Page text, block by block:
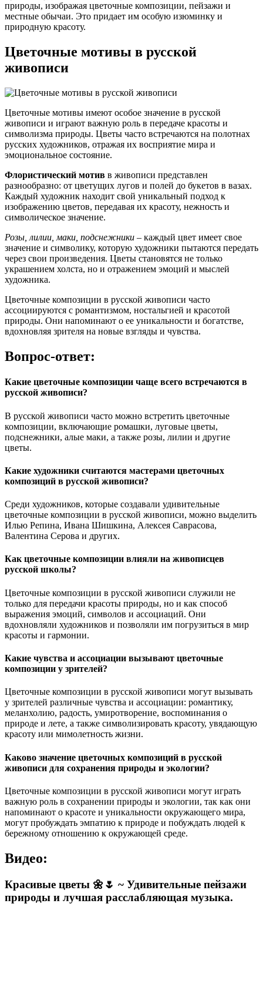
природы, изображая цветочные композиции, пейзажи и
местные обычаи. Это придает им особую изюминку и
природную красоту.
Цветочные мотивы в русской
живописи
Цветочные мотивы имеют особое значение в русской
живописи и играют важную роль в передаче красоты и
символизма природы. Цветы часто встречаются на полотнах
русских художников, отражая их восприятие мира и
эмоциональное состояние.
Флористический мотив в живописи представлен
разнообразно: от цветущих лугов и полей до букетов в вазах.
Каждый художник находит свой уникальный подход к
изображению цветов, передавая их красоту, нежность и
символическое значение.
Розы, лилии, маки, подснежники – каждый цвет имеет свое
значение и символику, которую художники пытаются передать
через свои произведения. Цветы становятся не только
украшением холста, но и отражением эмоций и мыслей
художника.
Цветочные композиции в русской живописи часто
ассоциируются с романтизмом, ностальгией и красотой
природы. Они напоминают о ее уникальности и богатстве,
вдохновляя зрителя на новые взгляды и чувства.
Вопрос-ответ:
Какие цветочные композиции чаще всего встречаются в
русской живописи?
В русской живописи часто можно встретить цветочные
композиции, включающие ромашки, луговые цветы,
подснежники, алые маки, а также розы, лилии и другие
цветы.
Какие художники считаются мастерами цветочных
композиций в русской живописи?
Среди художников, которые создавали удивительные
цветочные композиции в русской живописи, можно выделить
Илью Репина, Ивана Шишкина, Алексея Саврасова,
Валентина Серова и других.
Как цветочные композиции влияли на живописцев
русской школы?
Цветочные композиции в русской живописи служили не
только для передачи красоты природы, но и как способ
выражения эмоций, символов и ассоциаций. Они
вдохновляли художников и позволяли им погрузиться в мир
красоты и гармонии.
Какие чувства и ассоциации вызывают цветочные
композиции у зрителей?
Цветочные композиции в русской живописи могут вызывать
у зрителей различные чувства и ассоциации: романтику,
меланхолию, радость, умиротворение, воспоминания о
природе и лете, а также символизировать красоту, увядающую
красоту или мимолетность жизни.
Каково значение цветочных композиций в русской
живописи для сохранения природы и экологии?
Цветочные композиции в русской живописи могут играть
важную роль в сохранении природы и экологии, так как они
напоминают о красоте и уникальности окружающего мира,
могут пробуждать эмпатию к природе и побуждать людей к
бережному отношению к окружающей среде.
Видео:
Красивые цветы 🌼🌷 ~ Удивительные пейзажи
природы и лучшая расслабляющая музыка.